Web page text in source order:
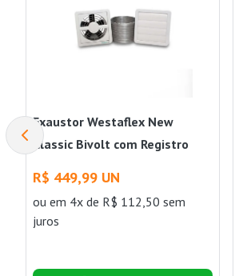
Exaustor Westaflex New
Classic Bivolt com Registro
R$ 449,99 UN
ou em 4x de R$ 112,50 sem
juros